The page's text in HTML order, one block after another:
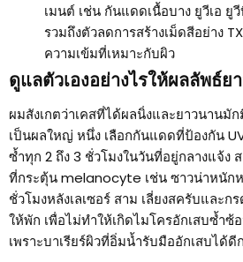
เมนต์ เช่น กันแดดเนื้อบาง ยูวีเอ ยู
รวมถึงตัวลดการสร้างเม็ดสีอย่าง
ความเข้มที่เหมาะกับผิว
ดูแลตัวเองอย่างไรให้ผลลัพธ์ย
ผมสังเกตว่าเคสที่ได้ผลนิ่งและยาวนานมั
เป็นผลใหญ่ หนึ่ง เลือกกันแดดที่ป้องกัน
ซ้ำทุก 2 ถึง 3 ชั่วโมงในวันที่อยู่กลางแจ้ง
ที่กระตุ้น melanocyte เช่น ซาวน่าหนัก
ชั่วโมงหลังเลเซอร์ สาม เลี่ยงสครับและ
ให้พัก เพื่อไม่ทำให้เกิดไมโครอักเสบซ้ำ
เพราะบาเรียร์ผิวที่อิ่มน้ำรับมืออักเสบได้ดี